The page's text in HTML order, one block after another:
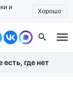
и
Хорошо
есть, где нет